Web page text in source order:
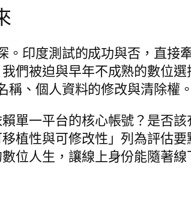
印度測試的成功與否，直接
們被迫與早年不成熟的數位
、個人資料的修改與清除權。
單一平台的核心帳號？是否
植性與可修改性」列為評估
位人生，讓線上身份能隨著